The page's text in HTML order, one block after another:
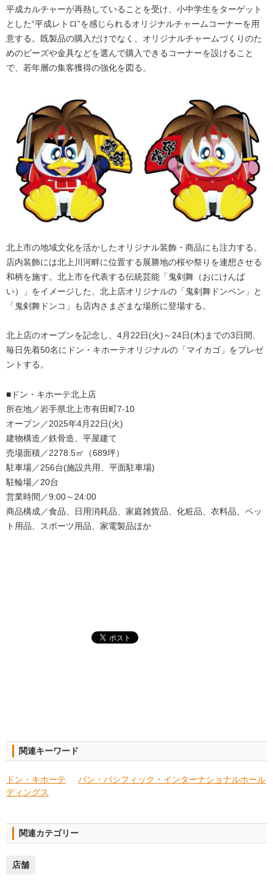
平成カルチャーが再熱していることを受け、小中学生をターゲット
とした“平成レトロ”を感じられるオリジナルチャームコーナーを用
意する。既製品の購入だけでなく、オリジナルチャームづくりのた
めのビーズや金具などを選んで購入できるコーナーを設けること
で、若年層の集客獲得の強化を図る。
北上市の地域文化を活かしたオリジナル装飾・商品にも注力する。
店内装飾には北上川河畔に位置する展勝地の桜や祭りを連想させる
和柄を施す。北上市を代表する伝統芸能「鬼剣舞（おにけんば
い）」をイメージした、北上店オリジナルの「鬼剣舞ドンペン」と
「鬼剣舞ドンコ」も店内さまざまな場所に登場する。
北上店のオープンを記念し、4月22日(火)～24日(木)までの3日間、
毎日先着50名にドン・キホーテオリジナルの「マイカゴ」をプレゼ
ントする。
■ドン・キホーテ北上店
所在地／岩手県北上市有田町7-10
オープン／2025年4月22日(火)
建物構造／鉄骨造、平屋建て
売場面積／2278.5㎡（689坪）
駐車場／256台(施設共用、平面駐車場)
駐輪場／20台
営業時間／9:00～24:00
商品構成／食品、日用消耗品、家庭雑貨品、化粧品、衣料品、ペッ
ト用品、スポーツ用品、家電製品ほか
関連キーワード
ドン・キホーテ
パン・パシフィック・インターナショナルホール
ディングス
関連カテゴリー
店舗